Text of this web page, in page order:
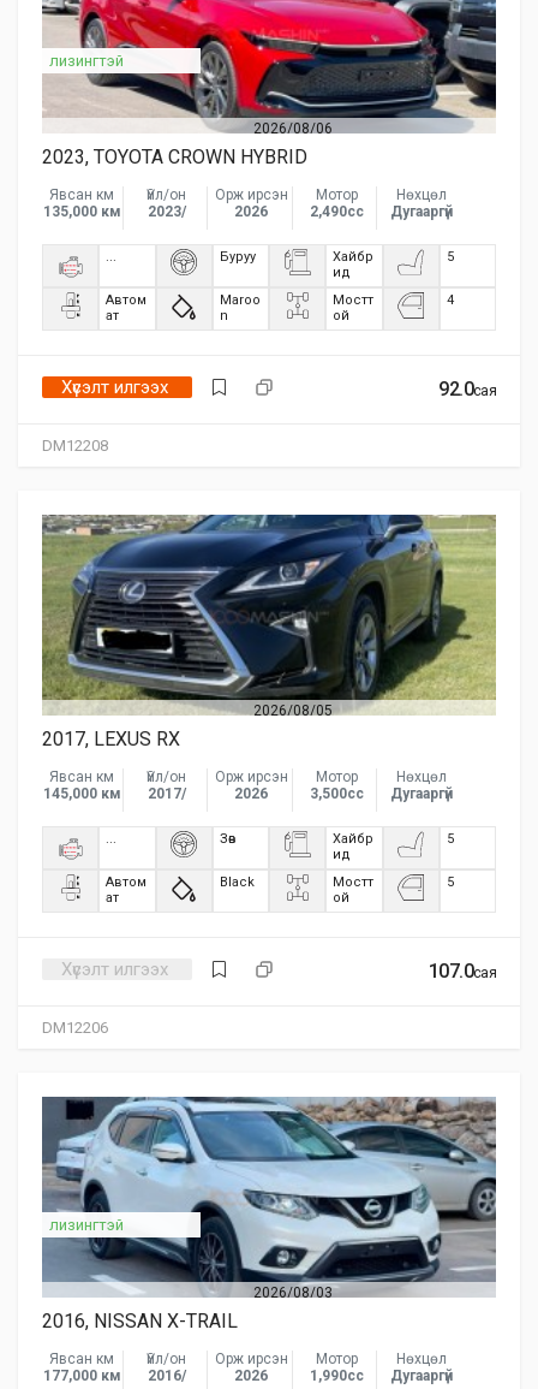
2026/08/06
DM12208
лизингтэй
2023, TOYOTA CROWN HYBRID
Явсан км
135,000 км
Үйл/он
2023/
Орж ирсэн
2026
Мотор
2,490сс
Нөхцөл
Дугааргүй
... Буруу
Хайбр
ид
5
Автом
ат
Maroo
n
Мостт
ой
4
92.0сая
Хүсэлт илгээх
2026/08/05
DM12206
2017, LEXUS RX
Явсан км
145,000 км
Үйл/он
2017/
Орж ирсэн
2026
Мотор
3,500сс
Нөхцөл
Дугааргүй
... Зөв
Хайбр
ид
5
Автом
ат
Black
Мостт
ой
5
107.0сая
Хүсэлт илгээх
2026/08/03
лизингтэй
2016, NISSAN X-TRAIL
Явсан км
177,000 км
Үйл/он
2016/
Орж ирсэн
2026
Мотор
1,990сс
Нөхцөл
Дугааргүй